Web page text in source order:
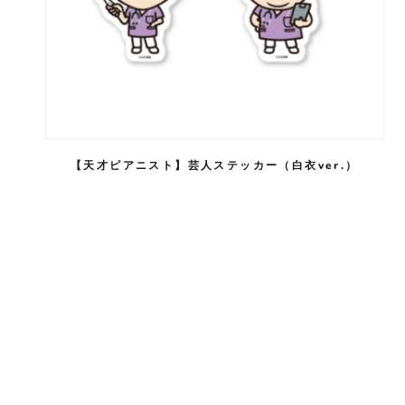
【天才ピアニスト】芸人ステッカー（白衣ver.）